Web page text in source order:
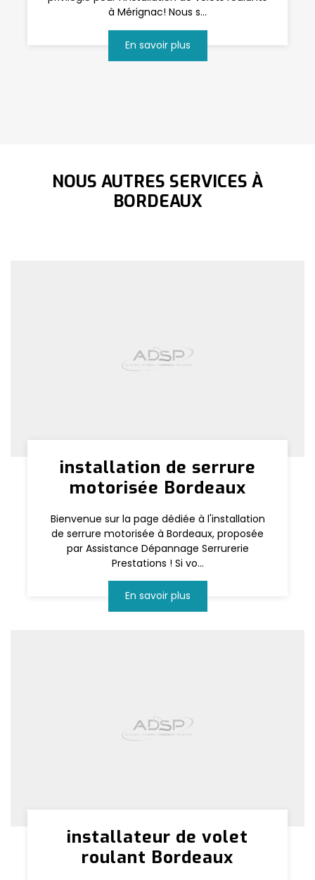
à Mérignac! Nous s...
En savoir plus
NOUS AUTRES SERVICES À
BORDEAUX
installation de serrure
motorisée Bordeaux
Bienvenue sur la page dédiée à l'installation
de serrure motorisée à Bordeaux, proposée
par Assistance Dépannage Serrurerie
Prestations ! Si vo...
En savoir plus
installateur de volet
roulant Bordeaux